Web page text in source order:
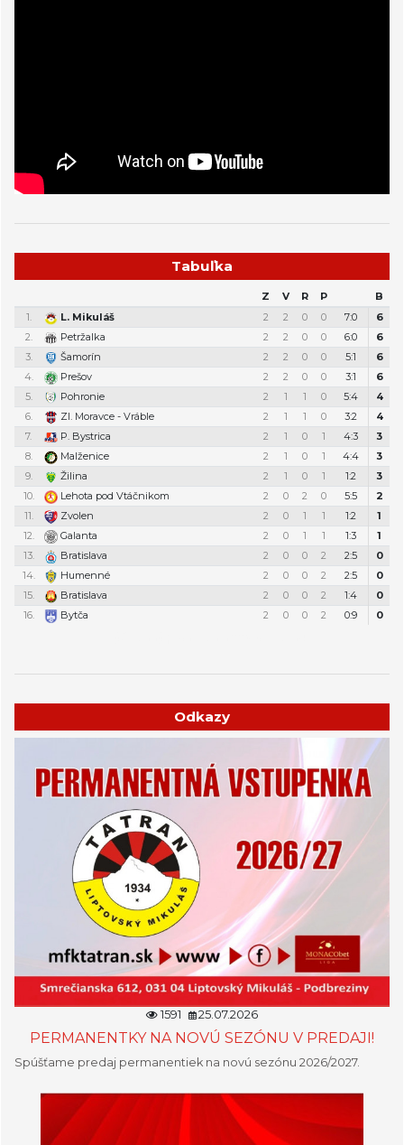
Tabuľka
Z V R P
B
1.
L. Mikuláš 2 2 0 0 7:0
6
2.
Petržalka 2 2 0 0 6:0
6
3.
Šamorín 2 2 0 0 5:1
6
4.
Prešov 2 2 0 0 3:1
6
5.
Pohronie 2 1 1 0 5:4
4
6.
Zl. Moravce - Vráble 2 1 1 0 3:2
4
7.
P. Bystrica 2 1 0 1 4:3
3
8.
Malženice 2 1 0 1 4:4
3
9.
Žilina 2 1 0 1 1:2
3
10.
Lehota pod Vtáčnikom 2 0 2 0 5:5
2
11.
Zvolen 2 0 1 1 1:2
1
12.
Galanta 2 0 1 1 1:3
1
13.
Bratislava 2 0 0 2 2:5
0
14.
Humenné 2 0 0 2 2:5
0
15.
Bratislava 2 0 0 2 1:4
0
16.
Bytča 2 0 0 2 0:9 0
Odkazy
1591 25.07.2026
PERMANENTKY NA NOVÚ SEZÓNU V PREDAJI!
Spúšťame predaj permanentiek na novú sezónu 2026/2027.